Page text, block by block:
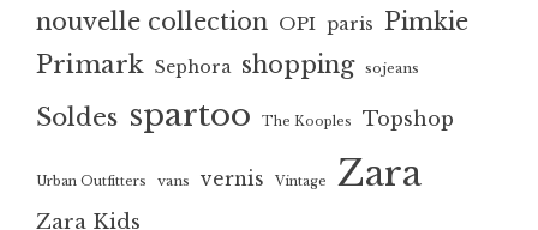
nouvelle collection OPI paris Pimkie
Primark Sephora shopping sojeans
Soldes spartoo The Kooples Topshop
Urban Outfitters vans vernis Vintage Zara
Zara Kids